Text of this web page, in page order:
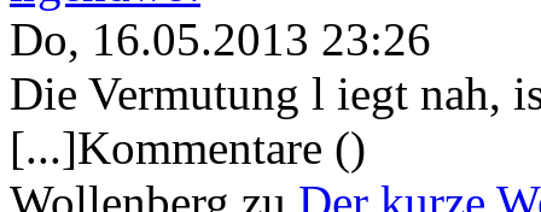
Do, 16.05.2013 23:26
Die Vermutung l iegt nah,
[...]Kommentare ()